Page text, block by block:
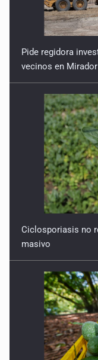
Pide regidora
vecinos en
Ciclosporiasis no
masivo